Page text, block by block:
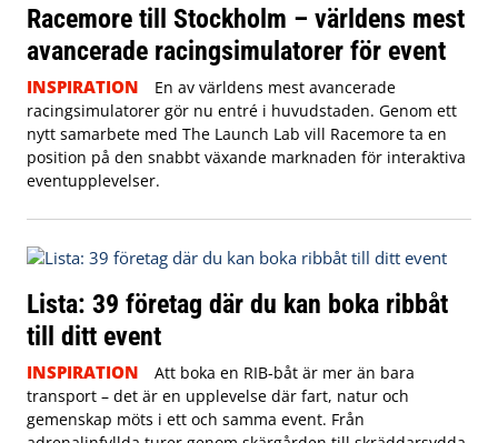
Racemore till Stockholm – världens mest
avancerade racingsimulatorer för event
INSPIRATION
En av världens mest avancerade
racingsimulatorer gör nu entré i huvudstaden. Genom ett
nytt samarbete med The Launch Lab vill Racemore ta en
position på den snabbt växande marknaden för interaktiva
eventupplevelser.
Lista: 39 företag där du kan boka ribbåt
till ditt event
INSPIRATION
Att boka en RIB-båt är mer än bara
transport – det är en upplevelse där fart, natur och
gemenskap möts i ett och samma event. Från